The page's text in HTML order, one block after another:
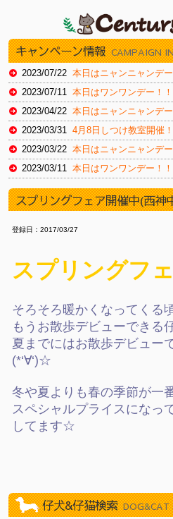
キャンペーン情報 CAMPAIGN
2023/07/22 本日はニャンニャンデー
2023/07/11 本日はワンワンデー！！
2023/04/22 本日はニャンニャンデー
2023/03/31 4月8日しつけ教室開催
2023/03/22 本日はニャンニャンデー
2023/03/11 本日はワンワンデー！！
2023/02/22本日はスーパーニャン
2023/02/11本日はワンワンデー！
2023/01/30本日はイオンお客様感
2022/12/22 本日はニャンニャンデ
2022/12/16 本日より12/27火までチ
2022/11/19本日よりチラシセール
2022/11/19BLACK FRIDAY！（イ
2020/10/24川崎じもと応援券使えま
2020/08/28
ール！！（新浦安店）
2019/11/09 練馬平和台店11周年記
2019/04/27 ☆☆GWフェア☆☆
2018/10/3111/1『犬の日』フェア（
店）
2018/05/18イオン新浦安店新浦安祭
スプリングフェア開催中(西神
登録日：2017/03/27
スプリングフ
そろそろ暖かくなってくる
もうお散歩デビューできる
夏までにはお散歩デビュー
(*‘∀‘)☆
冬や夏よりも春の季節が一
スペシャルプライスになっ
してます☆
仔犬&仔猫検索 DOG&CAT